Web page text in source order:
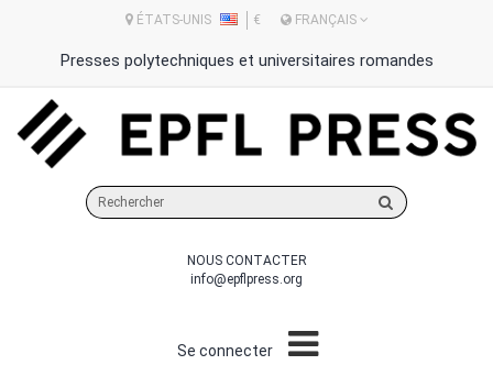
ÉTATS-UNIS € FRANÇAIS
Presses polytechniques et universitaires romandes
sur
site
NOUS CONTACTER
info@epflpress.org
Se connecter